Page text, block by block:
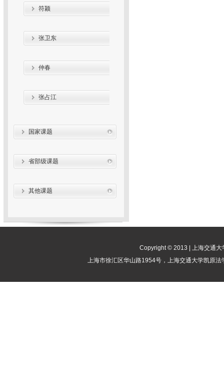
符颍
张卫东
仲春
张占江
国家课题
省部级课题
其他课题
Copyright © 2013 | 上海交通
上海市徐汇区华山路1954号，上海交通大学凯原